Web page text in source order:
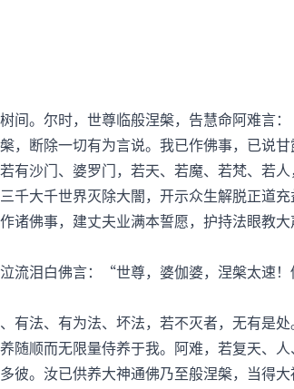
。尔时，世尊临般涅槃，告慧命阿难言
，断除一切有为言说。我已作佛事，已说
有沙门、婆罗门，若天、若魔、若梵、若
千大千世界灭除大闇，开示众生解脱正道
佛事，建丈夫业满本誓愿，护持法眼教大
泪白佛言：“世尊，婆伽婆，涅槃太速！
法、有为法、坏法，若不灭者，无有是处
随顺而无限量侍养于我。阿难，若复天、
彼。汝已供养大神通佛乃至般涅槃，当得